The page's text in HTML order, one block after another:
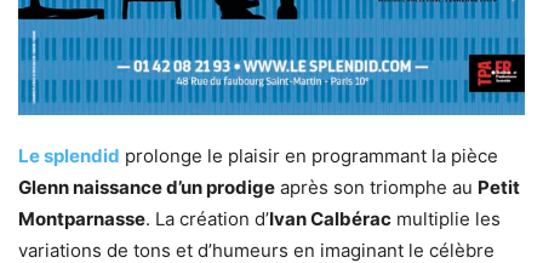
Le splendid prolonge le plaisir en programmant la pièce
Glenn naissance d’un prodige après son triomphe au Petit
Montparnasse. La création d’Ivan Calbérac multiplie les
variations de tons et d’humeurs en imaginant le célèbre